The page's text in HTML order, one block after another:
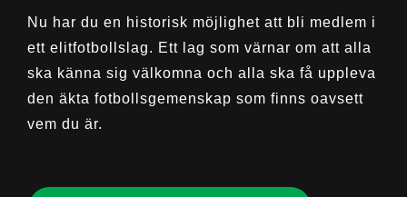
Nu har du en historisk möjlighet att bli medlem i
ett elitfotbollslag. Ett lag som värnar om att alla
ska känna sig välkomna och alla ska få uppleva
den äkta fotbollsgemenskap som finns oavsett
vem du är.